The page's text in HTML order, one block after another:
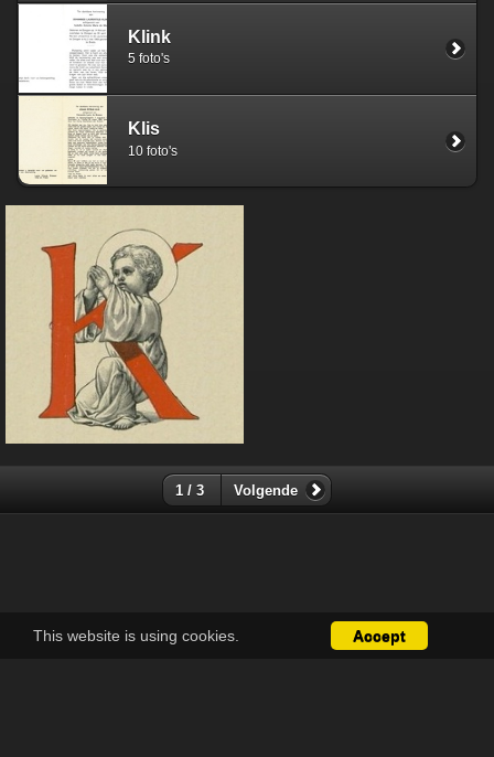
Klink
5 foto's
Klis
10 foto's
This website is using cookies. Accept
1 / 3 Volgende